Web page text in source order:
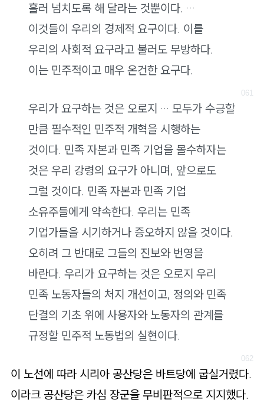
흘러 넘치도록 해 달라는 것뿐이다. …
이것들이 우리의 경제적 요구이다. 이를
우리의 사회적 요구라고 불러도 무방하다.
이는 민주적이고 매우 온건한 요구다.
우리가 요구하는 것은 오로지 … 모두가 수긍할
만큼 필수적인 민주적 개혁을 시행하는
것이다. 민족 자본과 민족 기업을 몰수하자는
것은 우리 강령의 요구가 아니며, 앞으로도
그럴 것이다. 민족 자본과 민족 기업
소유주들에게 약속한다. 우리는 민족
기업가들을 시기하거나 증오하지 않을 것이다.
오히려 그 반대로 그들의 진보와 번영을
바란다. 우리가 요구하는 것은 오로지 우리
민족 노동자들의 처지 개선이고, 정의와 민족
단결의 기초 위에 사용자와 노동자의 관계를
규정할 민주적 노동법의 실현이다.
이 노선에 따라 시리아 공산당은 바트당에 굽실거렸다.
이라크 공산당은 카심 장군을 무비판적으로 지지했다.